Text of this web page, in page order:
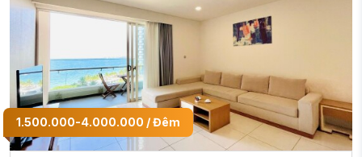
1.500.000-4.000.000 / Đêm